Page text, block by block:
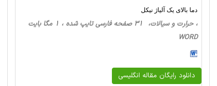
دما بالای یک آلیاژ نیکل
، حرارت‌ و سیالات، 31 صفحه فارسی تایپ شده ، 1 مگا بایت
WORD
دانلود رایگان مقاله انگلیسی